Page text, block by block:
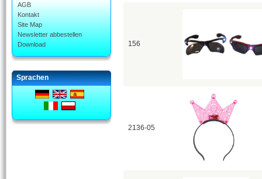
AGB
Kontakt
Site Map
Newsletter abbestellen
Download
Sprachen
156
2136-05